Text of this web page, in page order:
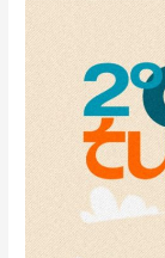
Campeonato
Municipal
de
Futsal